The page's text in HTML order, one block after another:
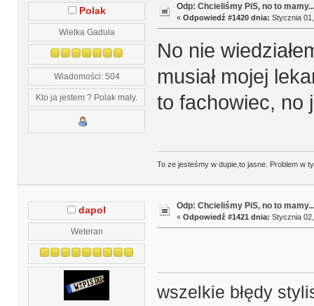
Polak
Wielka Gaduła
Wiadomości: 504
Kto ja jestem ? Polak mały.
Odp: Chcieliśmy PiS, no to
« Odpowiedź #1420 dnia: Stycznia
No nie
musiał mojej
to fachowiec,
To ze jesteśmy w dupie,to jasne. Problem w
dapol
Weteran
Odp: Chcieliśmy PiS, no to
« Odpowiedź #1421 dnia: Stycznia
wszelkie błędy